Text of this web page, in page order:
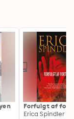
Forfulgt af
Erica Spindler